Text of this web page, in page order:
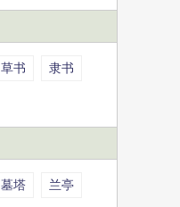
草书 隶书
墓塔 兰亭